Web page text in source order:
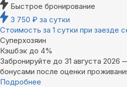
Быстрое бронирование
3 750 ₽ за сутки
Стоимость за 1 сутки при заезде
Суперхозяин
Кэшбэк до 4%
Забронируйте до 31 августа 2026
бонусами после оценки
Подробнее